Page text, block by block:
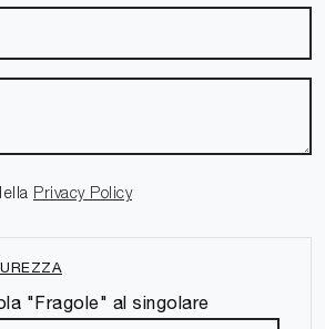
Privacy Policy
"Fragole" al singolare